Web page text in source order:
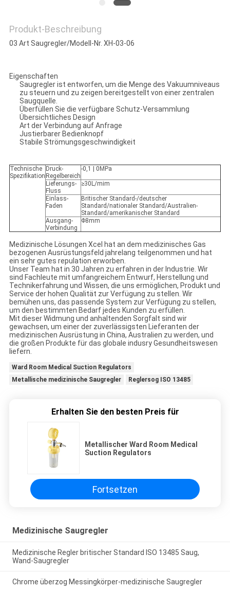
Produkt-Beschreibung
03 Art Saugregler/Modell-Nr. XH-03-06
Eigenschaften
Saugregler ist entworfen, um die Menge des Vakuumniveaus
zu steuern und zu zeigen bereitgestellt von einer zentralen
Saugquelle.
Überfüllen Sie die verfügbare Schutz-Versammlung
Übersichtliches Design
Art der Verbindung auf Anfrage
Justierbarer Bedienknopf
Stabile Strömungsgeschwindigkeit
Technische
Spezifikation
Druck-
Regelbereich
-0,1 | 0MPa
Lieferungs-
Fluss
≥30L/mim
Einlass-
Faden
Britischer Standard-/deutscher
Standard/nationaler Standard/Australien-
Standard/amerikanischer Standard
Ausgang-
Verbindung
Φ8mm
Medizinische Lösungen Xcel hat an dem medizinisches Gas
bezogenen Ausrüstungsfeld jahrelang teilgenommen und hat
ein sehr gutes repulation erworben.
Unser Team hat in 30 Jahren zu erfahren in der Industrie. Wir
sind Fachleute mit umfangreichem Entwurf, Herstellung und
Technikerfahrung und Wissen, die uns ermöglichen, Produkt und
Service der hohen Qualität zur Verfügung zu stellen. Wir
bemühen uns, das passende System zur Verfügung zu stellen,
um den bestimmten Bedarf jedes Kunden zu erfüllen.
Mit dieser Widmung und anhaltenden Sorgfalt sind wir
gewachsen, um einer der zuverlässigsten Lieferanten der
medizinischen Ausrüstung in China, Australien zu werden, und
die großen Produkte für das globale indusry Gesundheitswesen
liefern.
Ward Room Medical Suction Regulators
Metallische medizinische Saugregler
Reglersog ISO 13485
Erhalten Sie den besten Preis für
Metallischer Ward Room Medical
Suction Regulators
Fortsetzen
Medizinische Saugregler
Medizinische Regler britischer Standard ISO 13485 Saug,
Wand-Saugregler
Chrome überzog Messingkörper-medizinische Saugregler